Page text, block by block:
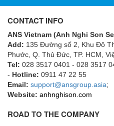
FLIR
FLOMAG
flotron
Flow Force/ Super Green
Floweserve/PMV
Flowline
Flowserve
CONTACT INFO
ANS Vietnam (Anh Nghi Son
Add: 135 Đường số 2, Khu Đô
Phước, Q. Thủ Đức, TP. HCM ,
Tel: 028 3517 0401 - 028 3517
- Hotline: 0911 47 22 55
Email: support@ansgroup.asia;
Website: anhnghison.com
ROAD TO THE COMPANY